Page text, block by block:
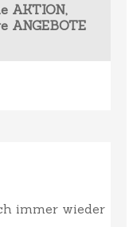
AKTION,
ANGEBOTE
immer wieder